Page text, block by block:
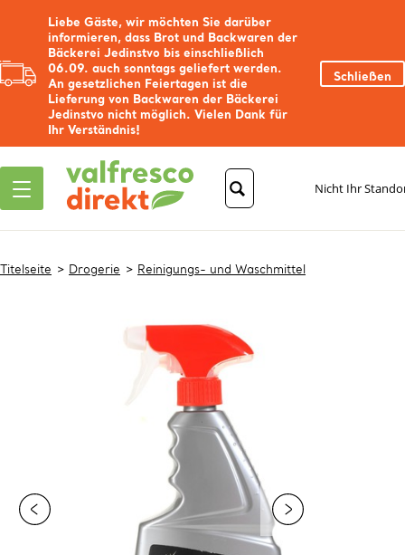
Liebe Gäste, wir möchten Sie darüber
informieren, dass Brot und Backwaren der
Bäckerei Jedinstvo bis einschließlich
06.09. auch sonntags geliefert werden.
An gesetzlichen Feiertagen ist die
Lieferung von Backwaren der Bäckerei
Jedinstvo nicht möglich. Vielen Dank für
Ihr Verständnis!
Schließen
Nicht Ihr
Titelseite Drogerie Reinigungs- und Waschmittel